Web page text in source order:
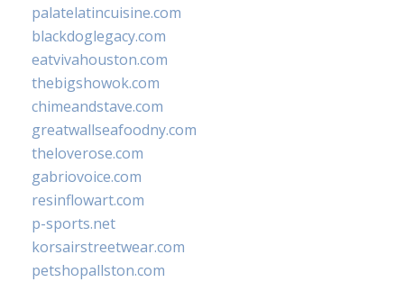
palatelatincuisine.com
blackdoglegacy.com
eatvivahouston.com
thebigshowok.com
chimeandstave.com
greatwallseafoodny.com
theloverose.com
gabriovoice.com
resinflowart.com
p-sports.net
korsairstreetwear.com
petshopallston.com